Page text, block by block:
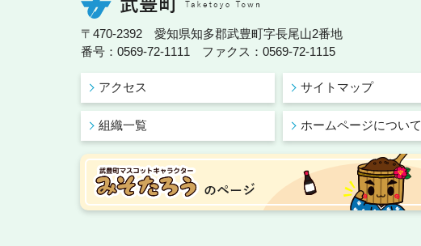
〒470-2392 愛知県知多郡武豊町字長尾山2番地
番号：0569-72-1111 ファクス：0569-72-1115
アクセス サイトマップ
組織一覧 ホームページについて